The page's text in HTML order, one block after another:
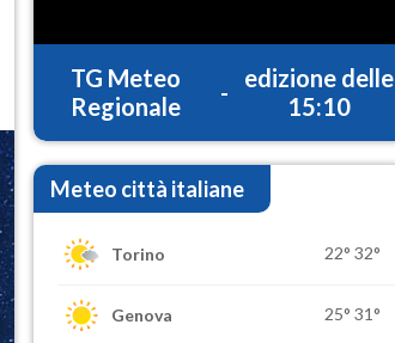
TG Meteo
Regionale
-
edizione delle
15:10
Meteo città italiane
Torino 22° 32°
Genova 25° 31°